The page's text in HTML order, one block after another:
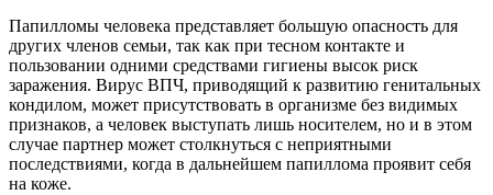
Папилломы человека представляет большую опасность для
других членов семьи, так как при тесном контакте и
пользовании одними средствами гигиены высок риск
заражения. Вирус ВПЧ, приводящий к развитию генитальных
кондилом, может присутствовать в организме без видимых
признаков, а человек выступать лишь носителем, но и в этом
случае партнер может столкнуться с неприятными
последствиями, когда в дальнейшем папиллома проявит себя
на коже.